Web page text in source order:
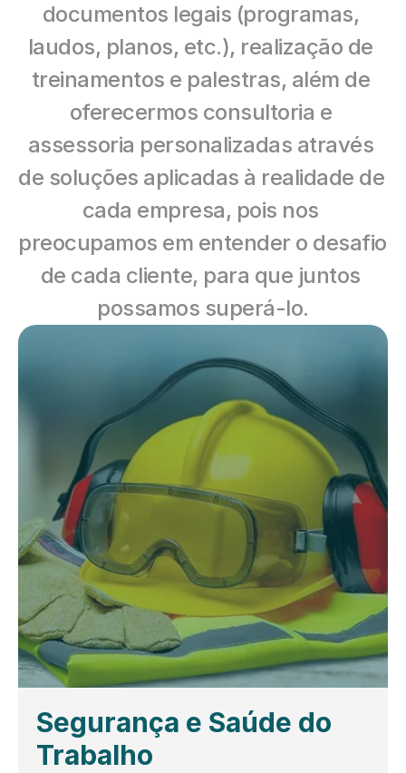
documentos legais (programas,
laudos, planos, etc.), realização de
treinamentos e palestras, além de
oferecermos consultoria e
assessoria personalizadas através
de soluções aplicadas à realidade de
cada empresa, pois nos
preocupamos em entender o desafio
de cada cliente, para que juntos
possamos superá-lo.
Segurança e Saúde do
Trabalho